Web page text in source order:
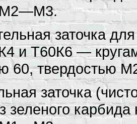
М2—М3.
заточка
и Т60К6 —
60, твердостью
заточка
зеленого